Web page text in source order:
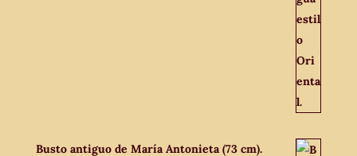
Busto antiguo de María Antonieta (73 cm).